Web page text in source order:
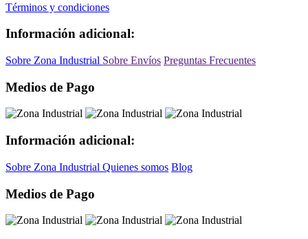
Términos y condiciones
Información adicional:
Sobre Zona Industrial Sobre Envíos Preguntas Frecuentes
Medios de Pago
Información adicional:
Sobre Zona Industrial Quienes somos Blog
Medios de Pago